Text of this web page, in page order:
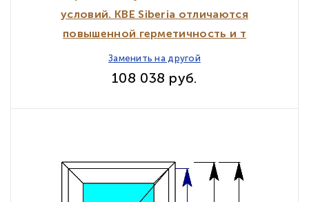
условий. KBE Siberia отличаются
повышенной герметичность и т
Заменить на другой
108 038 руб.